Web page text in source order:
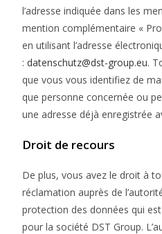
l’adresse indiquée dans les
mention complémentaire «
en utilisant l’adresse
:datenschutz@dst-group.eu.
que vous vous identifiez de
que personne concernée ou
une adresse déjà enregistrée
Droit de recours
De plus, vous avez le droit à
réclamation auprès de
protection des données qui
pour la société DST Group.